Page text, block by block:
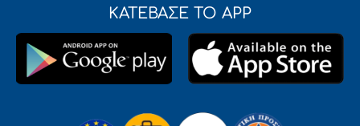
ΚΑΤΕΒΑΣΕ ΤΟ APP